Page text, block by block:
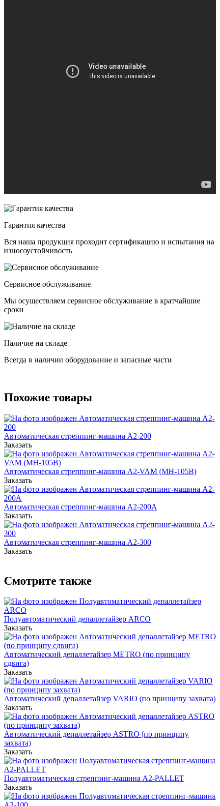
Гарантия качества
Вся наша продукция проходит сертификацию и испытания на
износоустойчивость
Сервисное обслуживание
Мы осуществляем сервисное обслуживание в кратчайшие
сроки
Наличие на складе
Всегда в наличии оборудование и запасные части
Похожие товары
Автоматическая стреппинг-машина A2-200
Заказать
Автоматическая стреппинг-машина A2-VAM (MH-105B)
Заказать
Автоматическая стреппинг-машина А2-200А
Заказать
Автоматическая стреппинг-машина A2-300
Заказать
Смотрите также
Полуавтоматический депаллетайзер ARCO
Заказать
Автоматический депаллетайзер METRO (по принципу
сдвига)
Заказать
Автоматический депаллетайзер VARIO (по принципу захвата)
Заказать
Автоматический депаллетайзер ASTRO (по принципу
захвата)
Заказать
Полуавтоматическая стреппинг-машина А2-PALLET
Заказать